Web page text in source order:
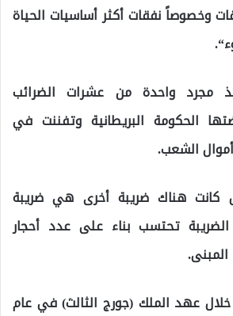
وخصوصاً نفقات أكثر أساسيات الحياة
مجرد واحدة من عشرات الضرائب
الحكومة البريطانية وتفننت في
الشعب.
كانت هناك ضريبة أخرى هي ضريبة
تحتسب بناء على عدد أحجار
عهد الملك (جورج الثالث) في عام